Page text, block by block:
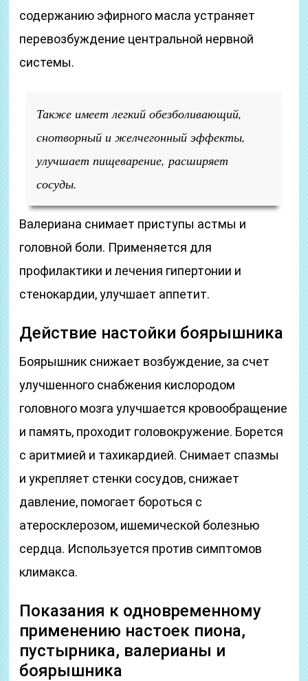
содержанию эфирного масла устраняет
перевозбуждение центральной нервной
системы.
Также имеет легкий обезболивающий,
снотворный и желчегонный эффекты,
улучшает пищеварение, расширяет
сосуды.
Валериана снимает приступы астмы и
головной боли. Применяется для
профилактики и лечения гипертонии и
стенокардии, улучшает аппетит.
Действие настойки боярышника
Боярышник снижает возбуждение, за счет
улучшенного снабжения кислородом
головного мозга улучшается кровообращение
и память, проходит головокружение. Борется
с аритмией и тахикардией. Снимает спазмы
и укрепляет стенки сосудов, снижает
давление, помогает бороться с
атеросклерозом, ишемической болезнью
сердца. Используется против симптомов
климакса.
Показания к одновременному
применению настоек пиона,
пустырника, валерианы и
боярышника